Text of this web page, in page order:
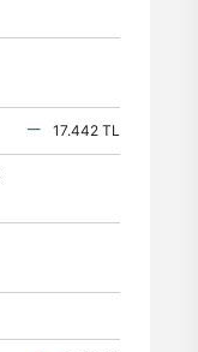
17.442 TL